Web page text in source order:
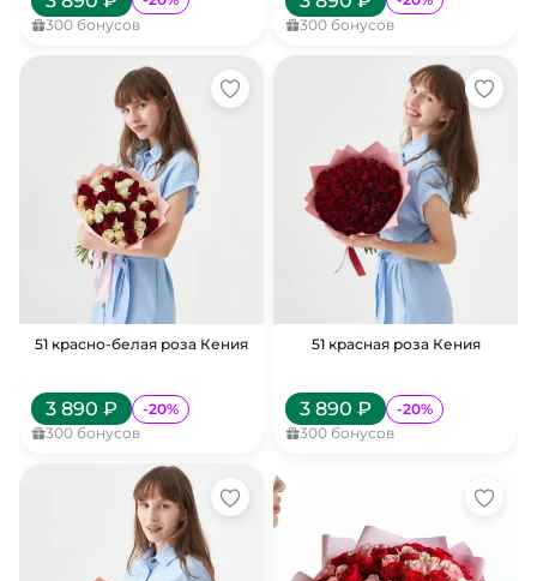
300 бонусов
300 бонусов
51 красно-белая роза Кения
3 890 ₽ -20%
300 бонусов
51 красная роза Кения
3 890 ₽ -20%
300 бонусов